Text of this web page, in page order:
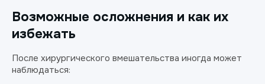
Возможные осложнения и как их
избежать
После хирургического вмешательства иногда может
наблюдаться: